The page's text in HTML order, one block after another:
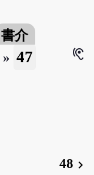
書介
» 47
hearing
48 chevron_right